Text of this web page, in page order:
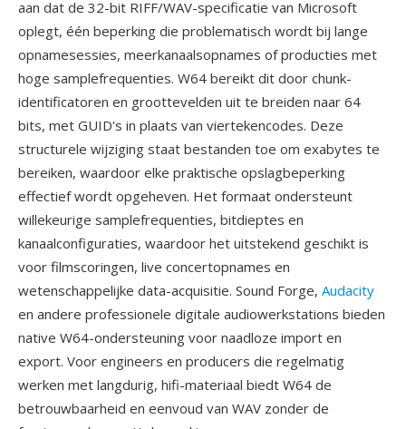
aan dat de 32-bit RIFF/WAV-specificatie van Microsoft
oplegt, één beperking die problematisch wordt bij lange
opnamesessies, meerkanaalsopnames of producties met
hoge samplefrequenties. W64 bereikt dit door chunk-
identificatoren en groottevelden uit te breiden naar 64
bits, met GUID's in plaats van viertekencodes. Deze
structurele wijziging staat bestanden toe om exabytes te
bereiken, waardoor elke praktische opslagbeperking
effectief wordt opgeheven. Het formaat ondersteunt
willekeurige samplefrequenties, bitdieptes en
kanaalconfiguraties, waardoor het uitstekend geschikt is
voor filmscoringen, live concertopnames en
wetenschappelijke data-acquisitie. Sound Forge, Audacity
en andere professionele digitale audiowerkstations bieden
native W64-ondersteuning voor naadloze import en
export. Voor engineers en producers die regelmatig
werken met langdurig, hifi-materiaal biedt W64 de
betrouwbaarheid en eenvoud van WAV zonder de